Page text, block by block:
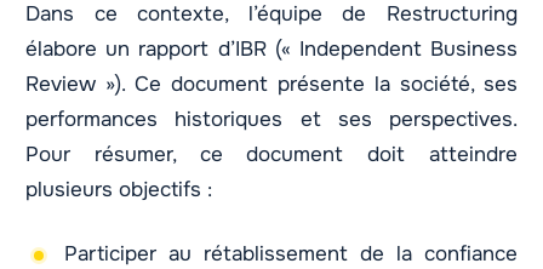
Dans ce contexte, l’équipe de Restructuring
élabore un rapport d’IBR (« Independent Business
Review »). Ce document présente la société, ses
performances historiques et ses perspectives.
Pour résumer, ce document doit atteindre
plusieurs objectifs :
Participer au rétablissement de la confiance